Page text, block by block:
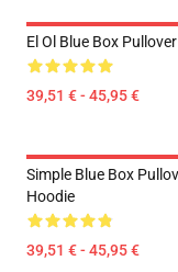
El Ol Blue Box
39,51 € - 45,95 €
Simple Blue Box
Hoodie
39,51 € - 45,95 €